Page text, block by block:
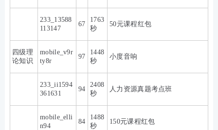
233_13588
113147
67
1763
秒
50元课程红包
四级理
论知识
mobile_v9r
ty8r
97
1448
秒
小度音响
233_ii1594
361631
94
2408
秒
人力资源真题考点班
mobile_elli
n94
84
1488
秒
150元课程红包